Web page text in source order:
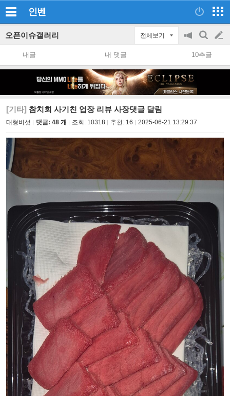
인벤
오픈이슈갤러리 전체보기
공
지
on/off
검
색
글
쓰
내글 내 댓글 10추글
[기타] 참치회 사기친 업장 리뷰 사장댓글 달림
대형버섯 댓글: 48 개 조회: 10318 추천: 16 2025-06-21 13:29:37